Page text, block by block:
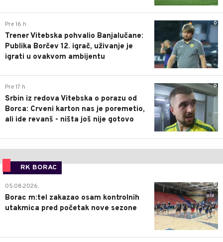
0
Pre 16 h
Trener Vitebska pohvalio Banjalučane:
Publika Borčev 12. igrač, uživanje je
igrati u ovakvom ambijentu
0
Pre 17 h
Srbin iz redova Vitebska o porazu od
Borca: Crveni karton nas je poremetio,
ali ide revanš - ništa još nije gotovo
RK BORAC
0
05.08.2026.
Borac m:tel zakazao osam kontrolnih
utakmica pred početak nove sezone